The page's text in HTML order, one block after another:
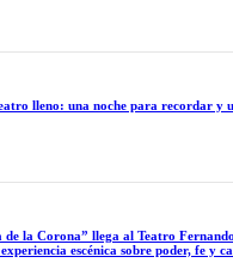
lleno: una noche para recordar y
la Corona” llega al Teatro
escénica sobre poder, fe y